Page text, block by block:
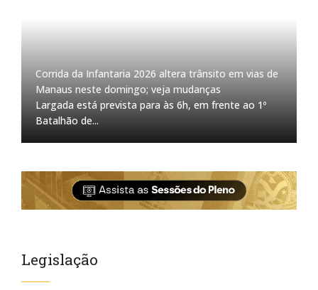
Corrida da Infantaria 2026 altera trânsito em vias de
Manaus neste domingo; veja mudanças
Largada está prevista para às 6h, em frente ao 1º
Batalhão de...
Legislação